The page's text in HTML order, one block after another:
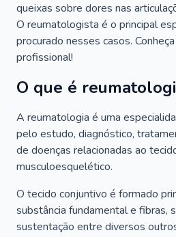
queixas sobre dores nas
O reumatologista é o principal
procurado nesses casos.
profissional!
O que é
A reumatologia é uma
pelo estudo, diagnóstico,
de doenças relacionadas ao
musculoesquelético.
O tecido conjuntivo é formado
substância fundamental e fibras,
sustentação entre diversos